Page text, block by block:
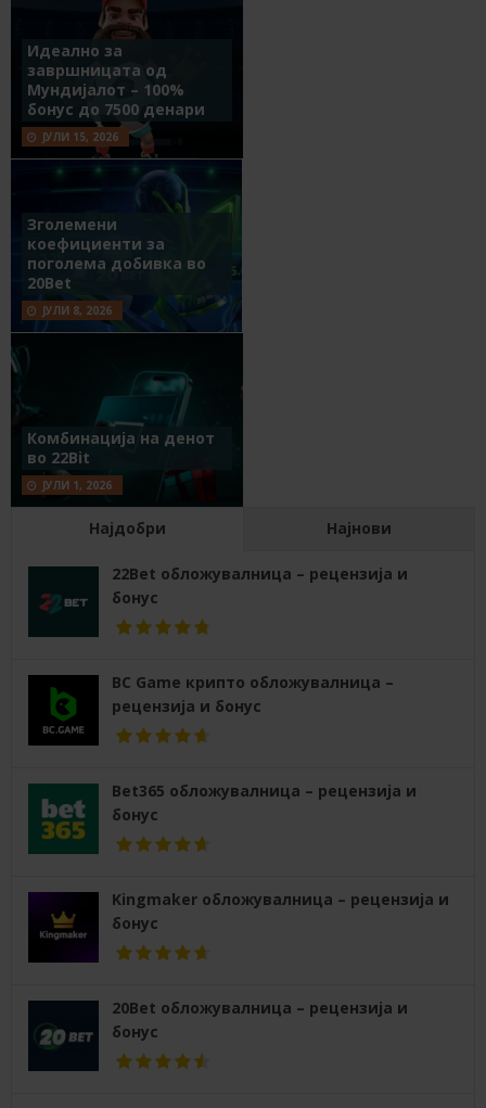
Идеално за
завршницата од
Мундијалот – 100%
бонус до 7500 денари
ЈУЛИ 15, 2026
Зголемени
коефициенти за
поголема добивка во
20Bet
ЈУЛИ 8, 2026
Комбинација на денот
во 22Bit
ЈУЛИ 1, 2026
Најдобри Најнови
22Bet обложувалница – рецензија и
бонус
BC Game крипто обложувалница –
рецензија и бонус
Bet365 обложувалница – рецензија и
бонус
Kingmaker обложувалница – рецензија и
бонус
20Bet обложувалница – рецензија и
бонус